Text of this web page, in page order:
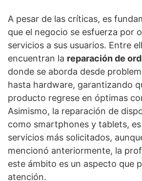
A pesar de las críticas, es
que el negocio se esfuerza por
servicios a sus usuarios. Entre
encuentran la reparación de
donde se aborda desde
hasta hardware, garantizando
producto regrese en óptimas
Asimismo, la reparación de
como smartphones y tablets,
servicios más solicitados,
mencionó anteriormente, la
este ámbito es un aspecto que
atención.